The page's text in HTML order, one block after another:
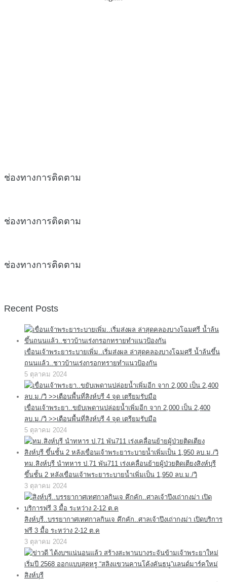
ช่องทางการติดตาม
ช่องทางการติดตาม
ช่องทางการติดตาม
Recent Posts
เขื่อนเจ้าพระยาระบายเพิ่ม..เริ่มส่งผล ล่าสุดคลองบางโฉมศรี น้ำล้นขึ้น
ถนนแล้ว..ชาวบ้านเร่งกรอกทรายทำแนวป้องกัน
5 ตุลาคม 2024
เขื่อนเจ้าพระยา..ขยับเพดานปล่อยน้ำเพิ่มอีก จาก 2,000 เป็น 2,400
ลบ.ม./วิ >>เตือนพื้นที่สิงห์บุรี 4 จุด เตรียมรับมือ
5 ตุลาคม 2024
ทม.สิงห์บุรี นำทหาร ป.71 พัน711 เร่งเคลื่อนย้ายผู้ป่วยติดเตียงสิงห์บุรี
ขึ้นชั้น 2 หลังเขื่อนเจ้าพระยาระบายน้ำเพิ่มเป็น 1,950 ลบ.ม./วิ
3 ตุลาคม 2024
สิงห์บุรี..บรรยากาศเทศกาลกินเจ คึกคัก..ศาลเจ้าปึงเถ่ากงม่า เปิดบริการ
ฟรี 3 มื้อ ระหว่าง 2-12 ต.ค
3 ตุลาคม 2024